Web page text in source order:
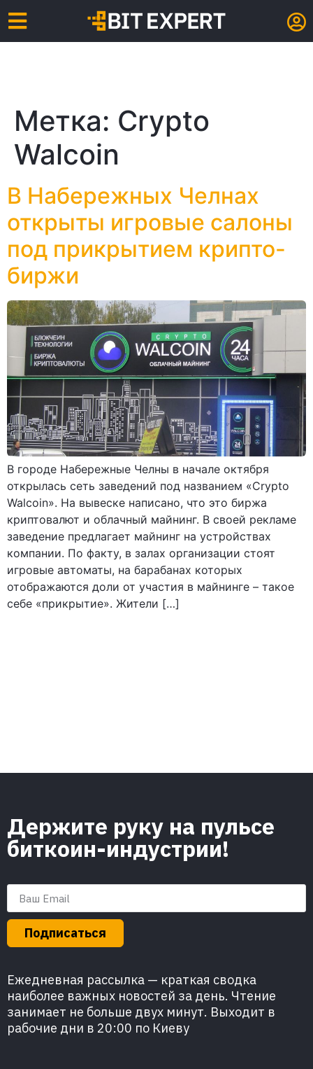
Метка: Crypto
Walcoin
В Набережных Челнах
открыты игровые салоны
под прикрытием крипто-
биржи
В городе Набережные Челны в начале октября
открылась сеть заведений под названием «Crypto
Walcoin». На вывеске написано, что это биржа
криптовалют и облачный майнинг. В своей рекламе
заведение предлагает майнинг на устройствах
компании. По факту, в залах организации стоят
игровые автоматы, на барабанах которых
отображаются доли от участия в майнинге – такое
себе «прикрытие». Жители […]
Держите руку на пульсе
биткоин-индустрии!
Подписаться
Ежедневная рассылка — краткая сводка
наиболее важных новостей за день. Чтение
занимает не больше двух минут. Выходит в
рабочие дни в 20:00 по Киеву